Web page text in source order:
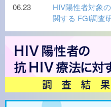
06.23
HIV陽性者対象
関する FGI調査